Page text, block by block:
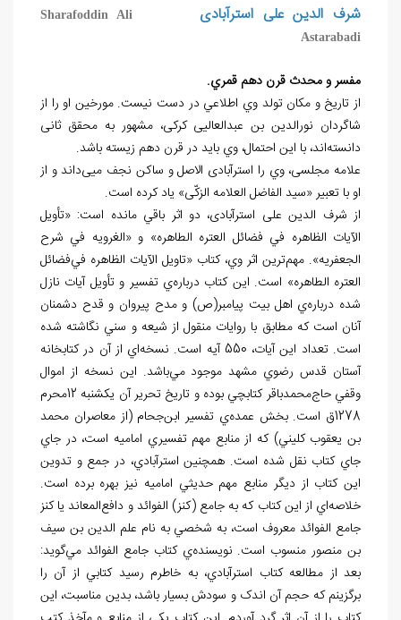
شرف الدين علی استرآبادی
Sharafoddin Ali
Astarabadi
مفسر و محدث قرن دهم قمري.
از تاريخ و مکان تولد وي اطلاعي در دست نيست. مورخين او را از
شاگردان نورالدين بن عبدالعاليی کرکی، مشهور به محقق ثانی
دانستهاند، با اين احتمال، وي بايد در قرن دهم زيسته باشد.
علامه مجلسی، وي را استرآبادی الاصل و ساکن نجف ميیداند و از
او با تعبير «سيد الفاضل العلامه الزکّی» ياد کرده است.
از شرف الدين علی استرآبادی، دو اثر باقي مانده است: «تأويل
الآيات الظاهره في فضائل العتره الطاهره» و «الغرويه في شرح
الجعفريه». مهمترين اثر وي، کتاب «تاويل الآيات الظاهره فيفضائل
العتره الطاهره» است. اين کتاب دربارهي تفسير و تأويل آيات نازل
شده دربارهي اهل بيت پيامبر(ص) و مدح پيروان و قدح دشمنان
آنان است که مطابق با روايات منقول از شيعه و سني نگاشته شده
است. تعداد اين آيات، 550 آيه است. نسخه
اي از آن در کتابخانه
آستان قدس رضوي مشهد موجود ميباشد. اين نسخه از اموال
وقفي حاج
محمدباقر کتابچي بوده و تاريخ تحرير آن يکشنبه 12محرم
1278ق است. بخش عمده
ي تفسير ابنجحام (از معاصران محمد
بن يعقوب کليني) که از منابع مهم تفسيري اماميه است، در جاي
جاي کتاب نقل شده است. همچنين استرآبادي، در جمع و تدوين
اين کتاب از ديگر منابع مهم حديثي اماميه نيز بهره برده است.
خلاصهاي از اين کتاب که به جامع (کنز) الفوائد و دافعالمعاند يا کنز
جامع الفوائد معروف است، به شخصي به نام علم الدين بن سيف
بن منصور منسوب است. نويسندهي کتاب جامع الفوائد ميگويد:
بعد از مطالعه کتاب استرآبادي، به خاطرم رسيد کتابي از آن را
برگزينم که حجم آن اندک و سودش بسيار باشد، بدين مناسبت، اين